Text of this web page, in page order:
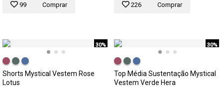
99 Comprar 226 Comprar
30%
Shorts Mystical Vestem Rose
Lotus
30%
Top Média Sustentação Mystical
Vestem Verde Hera